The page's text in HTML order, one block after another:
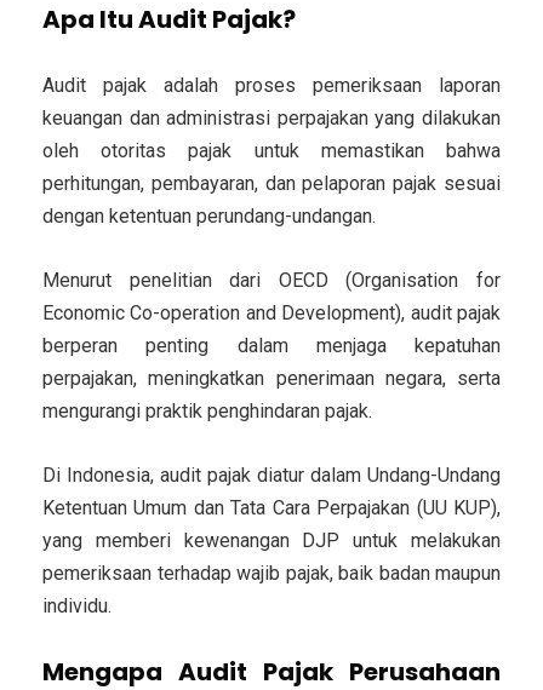
Apa Itu Audit Pajak?
Audit pajak adalah proses pemeriksaan laporan
keuangan dan administrasi perpajakan yang dilakukan
oleh otoritas pajak untuk memastikan bahwa
perhitungan, pembayaran, dan pelaporan pajak sesuai
dengan ketentuan perundang-undangan.
Menurut penelitian dari OECD (Organisation for
Economic Co-operation and Development), audit pajak
berperan penting dalam menjaga kepatuhan
perpajakan, meningkatkan penerimaan negara, serta
mengurangi praktik penghindaran pajak.
Di Indonesia, audit pajak diatur dalam Undang-Undang
Ketentuan Umum dan Tata Cara Perpajakan (UU KUP),
yang memberi kewenangan DJP untuk melakukan
pemeriksaan terhadap wajib pajak, baik badan maupun
individu.
Mengapa Audit Pajak Perusahaan